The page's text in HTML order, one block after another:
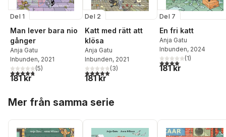
Del 1
Man lever bara nio
gånger
Anja Gatu
Inbunden, 2021
4,8utav 5 stjärnor. Totalt antal röster:
(5)
181 kr
Del 2
Katt med rätt att
klösa
Anja Gatu
Inbunden, 2021
5,0utav 5 stjärnor. Totalt antal röster:
(3)
181 kr
Del 7
En fri katt
Anja Gatu
Inbunden, 2024
4,0utav 5 stjärnor.
(1)
181 kr
Mer från samma serie